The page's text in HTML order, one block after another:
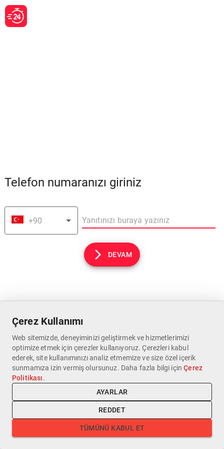
Telefon numaranızı giriniz
+90
DEVAM
Çerez Kullanımı
Web sitemizde, deneyiminizi geliştirmek ve hizmetlerimizi
optimize etmek için çerezler kullanıyoruz. Çerezleri kabul
ederek, site kullanımınızı analiz etmemize ve size özel içerik
sunmamıza izin vermiş olursunuz. Daha fazla bilgi için Çerez
Politikası.
AYARLAR
REDDET
TÜMÜNÜ KABUL ET